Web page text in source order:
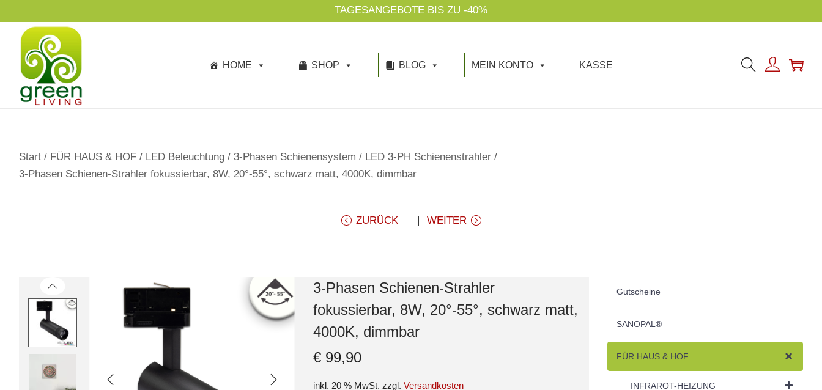
p
TAGESANGEBOTE BIS ZU -40%
HOME SHOP BLOG MEIN KONTO KASSE
Start / FÜR HAUS & HOF / LED Beleuchtung / 3-Phasen Schienensystem / LED 3-PH Schienenstrahler /
3-Phasen Schienen-Strahler fokussierbar, 8W, 20°-55°, schwarz matt, 4000K, dimmbar
ZURÜCK WEITER
3-Phasen Schienen-Strahler
fokussierbar, 8W, 20°-55°, schwarz matt,
4000K, dimmbar
€99,90
inkl. 20 % MwSt. zzgl. Versandkosten
Gutscheine
SANOPAL®
FÜR HAUS & HOF
INFRAROT-HEIZUNG